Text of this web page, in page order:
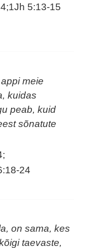
5:13-15
meie
kuidas
peab, kuid
sõnatute
24
on sama, kes
taevaste,